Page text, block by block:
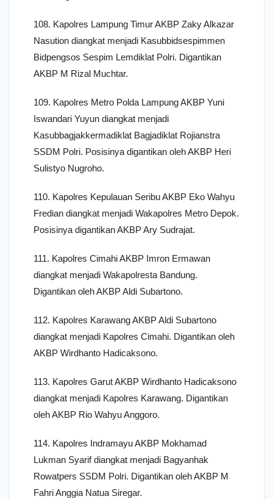
108. Kapolres Lampung Timur AKBP Zaky Alkazar
Nasution diangkat menjadi Kasubbidsespimmen
Bidpengsos Sespim Lemdiklat Polri. Digantikan
AKBP M Rizal Muchtar.
109. Kapolres Metro Polda Lampung AKBP Yuni
Iswandari Yuyun diangkat menjadi
Kasubbagjakkermadiklat Bagjadiklat Rojianstra
SSDM Polri. Posisinya digantikan oleh AKBP Heri
Sulistyo Nugroho.
110. Kapolres Kepulauan Seribu AKBP Eko Wahyu
Fredian diangkat menjadi Wakapolres Metro Depok.
Posisinya digantikan AKBP Ary Sudrajat.
111. Kapolres Cimahi AKBP Imron Ermawan
diangkat menjadi Wakapolresta Bandung.
Digantikan oleh AKBP Aldi Subartono.
112. Kapolres Karawang AKBP Aldi Subartono
diangkat menjadi Kapolres Cimahi. Digantikan oleh
AKBP Wirdhanto Hadicaksono.
113. Kapolres Garut AKBP Wirdhanto Hadicaksono
diangkat menjadi Kapolres Karawang. Digantikan
oleh AKBP Rio Wahyu Anggoro.
114. Kapolres Indramayu AKBP Mokhamad
Lukman Syarif diangkat menjadi Bagyanhak
Rowatpers SSDM Polri. Digantikan oleh AKBP M
Fahri Anggia Natua Siregar.